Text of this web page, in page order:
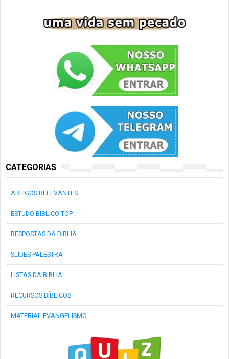
CATEGORIAS
ARTIGOS RELEVANTES
ESTUDO BÍBLICO TOP
RESPOSTAS DA BÍBLIA
SLIDES PALESTRA
LISTAS DA BÍBLIA
RECURSOS BÍBLICOS
MATERIAL EVANGELISMO